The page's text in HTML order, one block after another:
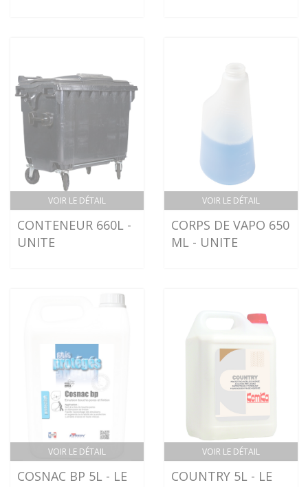
VOIR LE DÉTAIL
CONTENEUR 660L -
UNITE
VOIR LE DÉTAIL
CORPS DE VAPO 650
ML - UNITE
VOIR LE DÉTAIL
COSNAC BP 5L - LE
VOIR LE DÉTAIL
COUNTRY 5L - LE